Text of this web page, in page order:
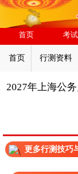
首页 考
首页 行测资料
2027年上海公
更多行测技巧